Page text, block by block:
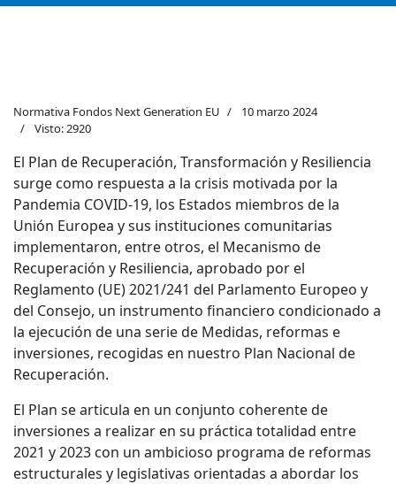
Normativa Fondos Next Generation EU
10 marzo 2024
Visto: 2920
El Plan de Recuperación, Transformación y Resiliencia
surge como respuesta a la crisis motivada por la
Pandemia COVID-19, los Estados miembros de la
Unión Europea y sus instituciones comunitarias
implementaron, entre otros, el Mecanismo de
Recuperación y Resiliencia, aprobado por el
Reglamento (UE) 2021/241 del Parlamento Europeo y
del Consejo, un instrumento financiero condicionado a
la ejecución de una serie de Medidas, reformas e
inversiones, recogidas en nuestro Plan Nacional de
Recuperación.
El Plan se articula en un conjunto coherente de
inversiones a realizar en su práctica totalidad entre
2021 y 2023 con un ambicioso programa de reformas
estructurales y legislativas orientadas a abordar los